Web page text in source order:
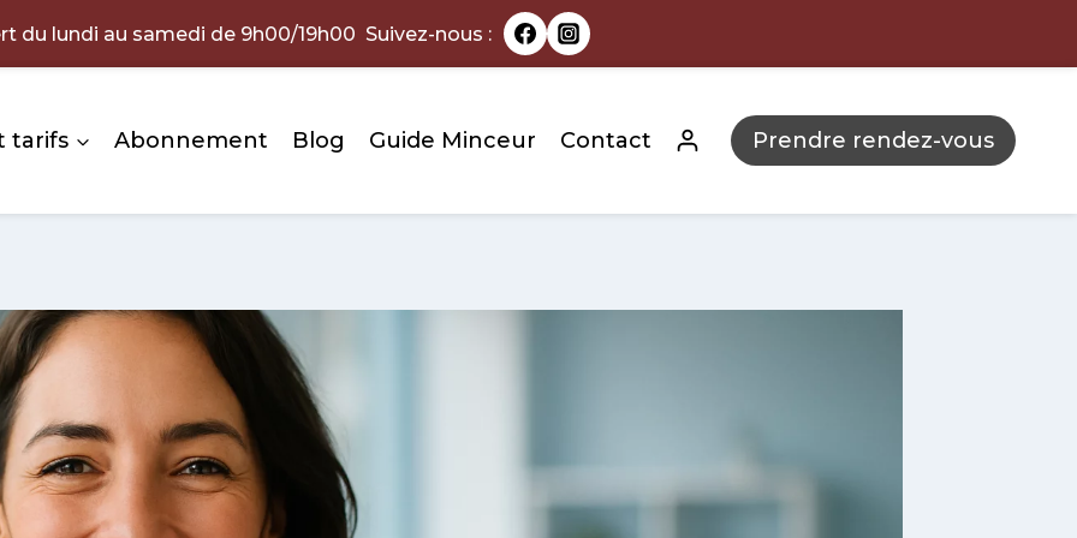
du lundi au samedi de 9h00/19h00 Suivez-nous :
tarifs Abonnement Blog Guide Minceur Contact Prendre rendez-vous